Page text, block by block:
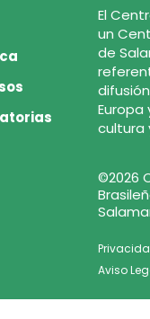
El
un
de
Europa
cultura
©2026
Aviso